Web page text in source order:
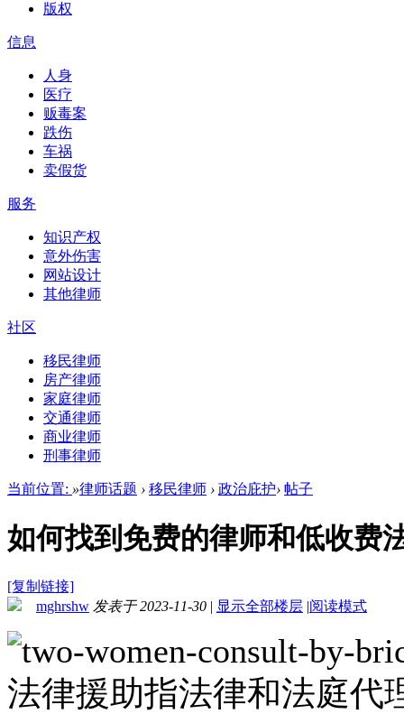
版权
信息
人身
医疗
贩毒案
跌伤
车祸
卖假货
服务
知识产权
意外伤害
网站设计
其他律师
社区
移民律师
房产律师
家庭律师
交通律师
商业律师
刑事律师
当前位置: »律师话题 › 移民律师 › 政治庇护› 帖子
如何找到免费的律师和低收费
[复制链接]
mghrshw 发表于 2023-11-30 | 显示全部楼层 |阅读模式
法律援助指法律和法庭代